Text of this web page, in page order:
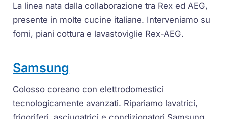
La linea nata dalla collaborazione tra Rex ed AEG,
presente in molte cucine italiane. Interveniamo su
forni, piani cottura e lavastoviglie Rex-AEG.
Samsung
Colosso coreano con elettrodomestici
tecnologicamente avanzati. Ripariamo lavatrici,